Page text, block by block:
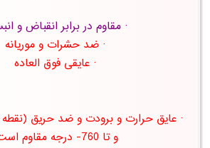
· مقاوم در برابر انقباض و
· ضد حشرات و موریانه
· عایقی فوق العاده
و تا 760- درجه مقاوم است)